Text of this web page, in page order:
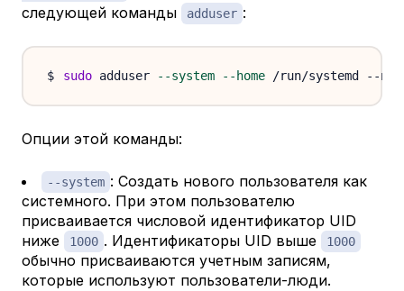
следующей команды adduser :
sudo adduser --system --home /run/systemd --
Опции этой команды:
--system : Создать нового пользователя как
системного. При этом пользователю
присваивается числовой идентификатор UID
ниже
1000 . Идентификаторы UID выше 1000
обычно присваиваются учетным записям,
которые используют пользователи-люди.